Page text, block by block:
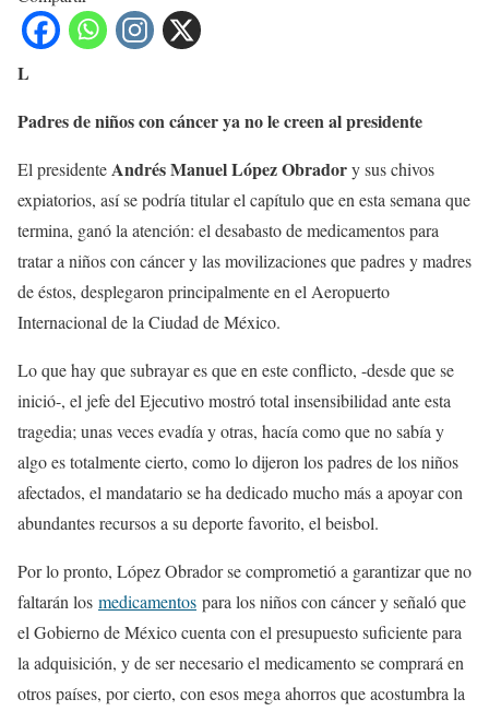
L
Padres de niños con cáncer ya no le creen al presidente
El presidenteAndrés Manuel López Obradory sus chivos
expiatorios, así se podría titular el capítulo que en esta semana que
termina, ganó la atención: el desabasto de medicamentos para
tratar a niños con cáncer y las movilizaciones que padres y madres
de éstos, desplegaron principalmente en el Aeropuerto
Internacional de la Ciudad de México.
Lo que hay que subrayar es que en este conflicto, -desde que se
inició-, el jefe del Ejecutivo mostró total insensibilidad ante esta
tragedia; unas veces evadía y otras, hacía como que no sabía y
algo es totalmente cierto, como lo dijeron los padres de los niños
afectados, el mandatario se ha dedicado mucho más a apoyar con
abundantes recursos a su deporte favorito, el beisbol.
Por lo pronto, López Obrador se comprometió a garantizar que no
faltarán los medicamentos para los niños con cáncer y señaló que
el Gobierno de México cuenta con el presupuesto suficiente para
la adquisición, y de ser necesario el medicamento se comprará en
otros países, por cierto, con esos mega ahorros que acostumbra la